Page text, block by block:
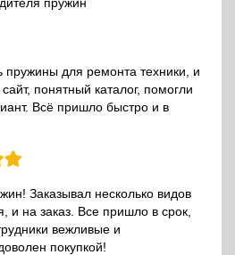
пружины для ремонта техники, и
понятный каталог, помогли
Всё пришло быстро и в
Заказывал несколько видов
и на заказ. Все пришло в срок,
вежливые и
покупкой!